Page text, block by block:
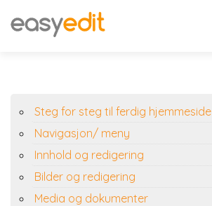
Steg for steg til ferdig hjemmeside
Navigasjon/ meny
Innhold og redigering
Bilder og redigering
Media og dokumenter